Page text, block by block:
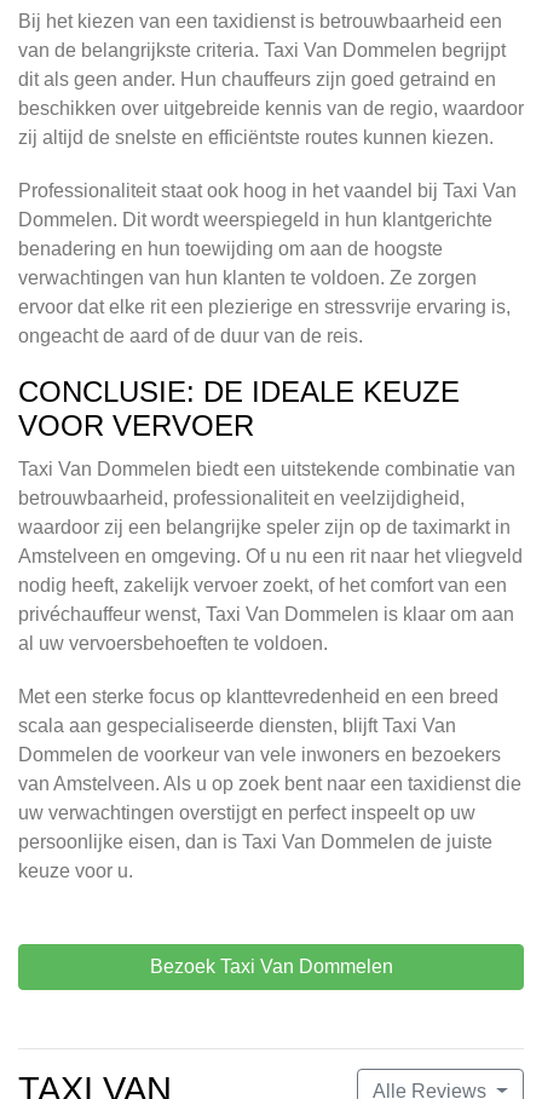
Bij het kiezen van een taxidienst is betrouwbaarheid een
van de belangrijkste criteria. Taxi Van Dommelen begrijpt
dit als geen ander. Hun chauffeurs zijn goed getraind en
beschikken over uitgebreide kennis van de regio, waardoor
zij altijd de snelste en efficiëntste routes kunnen kiezen.
Professionaliteit staat ook hoog in het vaandel bij Taxi Van
Dommelen. Dit wordt weerspiegeld in hun klantgerichte
benadering en hun toewijding om aan de hoogste
verwachtingen van hun klanten te voldoen. Ze zorgen
ervoor dat elke rit een plezierige en stressvrije ervaring is,
ongeacht de aard of de duur van de reis.
CONCLUSIE: DE IDEALE KEUZE
VOOR VERVOER
Taxi Van Dommelen biedt een uitstekende combinatie van
betrouwbaarheid, professionaliteit en veelzijdigheid,
waardoor zij een belangrijke speler zijn op de taximarkt in
Amstelveen en omgeving. Of u nu een rit naar het vliegveld
nodig heeft, zakelijk vervoer zoekt, of het comfort van een
privéchauffeur wenst, Taxi Van Dommelen is klaar om aan
al uw vervoersbehoeften te voldoen.
Met een sterke focus op klanttevredenheid en een breed
scala aan gespecialiseerde diensten, blijft Taxi Van
Dommelen de voorkeur van vele inwoners en bezoekers
van Amstelveen. Als u op zoek bent naar een taxidienst die
uw verwachtingen overstijgt en perfect inspeelt op uw
persoonlijke eisen, dan is Taxi Van Dommelen de juiste
keuze voor u.
Bezoek Taxi Van Dommelen
Alle Reviews
TAXI VAN